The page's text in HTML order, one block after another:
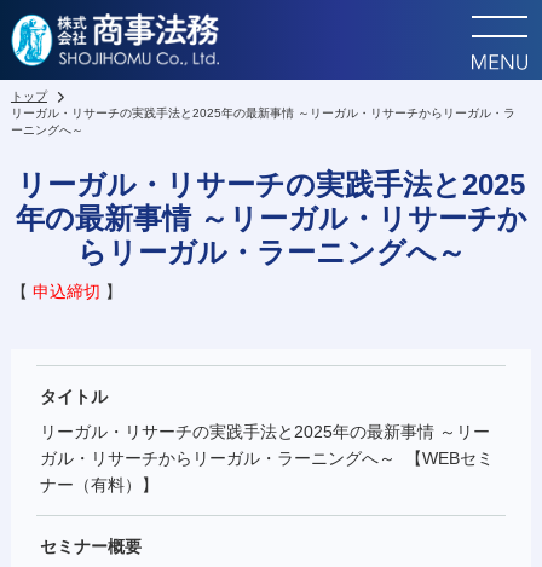
トップ
リーガル・リサーチの実践手法と2025年の最新事情 ～リーガル・リサーチからリーガル・ラ
ーニングへ～
リーガル・リサーチの実践手法と2025
年の最新事情 ～リーガル・リサーチか
らリーガル・ラーニングへ～
【 申込締切 】
タイトル
リーガル・リサーチの実践手法と2025年の最新事情 ～リー
ガル・リサーチからリーガル・ラーニングへ～ 【WEBセミ
ナー（有料）】
セミナー概要